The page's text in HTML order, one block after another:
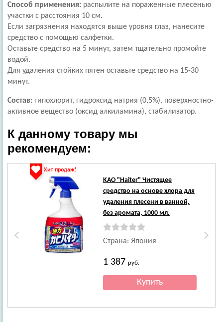
Способ применения: распылите на пораженные плесенью
участки с расстояния 10 см.
Если загрязнения находятся выше уровня глаз, нанесите
средство с помощью салфетки.
Оставьте средство на 5 минут, затем тщательно промойте
водой.
Для удаления стойких пятен оставьте средство на 15-30
минут.
Состав: гипохлорит, гидроксид натрия (0,5%), поверхностно-
активное вещество (оксид алкиламина), стабилизатор.
К данному товару мы
рекомендуем:
Хит продаж!
KAO"Haiter" Чистящее
средство на основе хлора для
удаления плесени в ванной,
без аромата, 1000 мл.
Страна: Япония
1 387 руб.